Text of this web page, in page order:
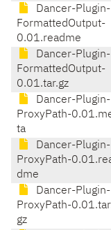
Dancer-Plugin-
FormattedOutput-
0.01.readme
Dancer-Plugin-
FormattedOutput-
0.01.tar.gz
Dancer-Plugin-
ProxyPath-
ta
Dancer-Plugin-
ProxyPath-
dme
Dancer-Plugin-
ProxyPath-
gz